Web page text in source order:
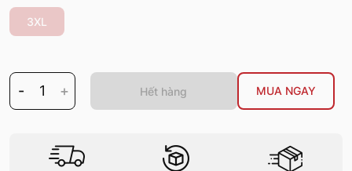
3XL
- 1 + Hết hàng MUA NGAY